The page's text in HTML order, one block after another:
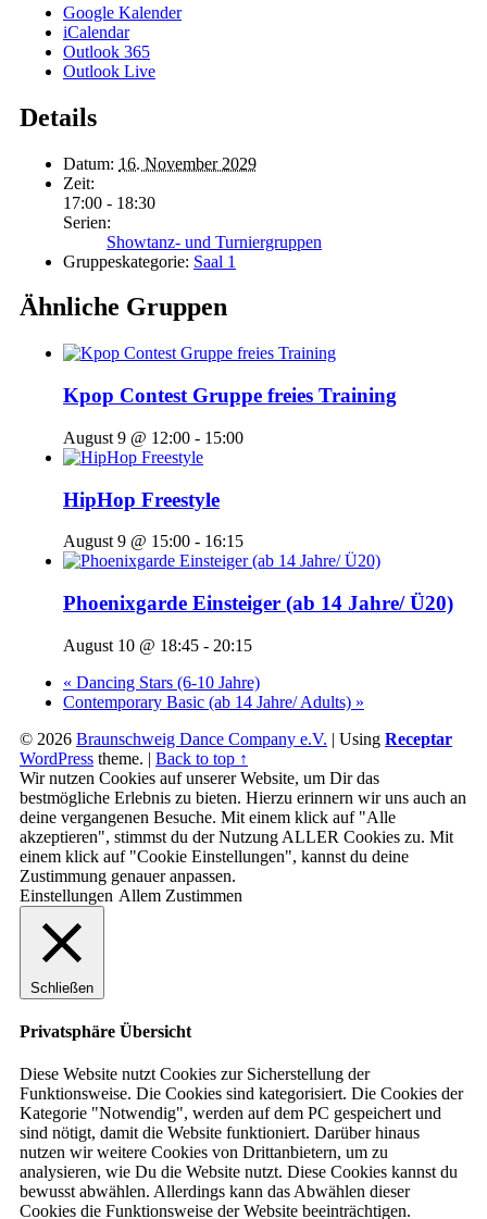
Google Kalender
iCalendar
Outlook 365
Outlook Live
Details
Datum: 16. November 2029
Zeit:
17:00 - 18:30
Serien:
Showtanz- und Turniergruppen
Gruppeskategorie: Saal 1
Ähnliche Gruppen
Kpop Contest Gruppe freies Training
August 9 @ 12:00 - 15:00
HipHop Freestyle
August 9 @ 15:00 - 16:15
Phoenixgarde Einsteiger (ab 14 Jahre/ Ü20)
August 10 @ 18:45 - 20:15
« Dancing Stars (6-10 Jahre)
Contemporary Basic (ab 14 Jahre/ Adults) »
© 2026 Braunschweig Dance Company e.V. | Using Receptar
WordPress theme. | Back to top ↑
Wir nutzen Cookies auf unserer Website, um Dir das
bestmögliche Erlebnis zu bieten. Hierzu erinnern wir uns auch an
deine vergangenen Besuche. Mit einem klick auf "Alle
akzeptieren", stimmst du der Nutzung ALLER Cookies zu. Mit
einem klick auf "Cookie Einstellungen", kannst du deine
Zustimmung genauer anpassen.
Einstellungen Allem Zustimmen
Schließen
Privatsphäre Übersicht
Diese Website nutzt Cookies zur Sicherstellung der
Funktionsweise. Die Cookies sind kategorisiert. Die Cookies der
Kategorie "Notwendig", werden auf dem PC gespeichert und
sind nötigt, damit die Website funktioniert. Darüber hinaus
nutzen wir weitere Cookies von Drittanbietern, um zu
analysieren, wie Du die Website nutzt. Diese Cookies kannst du
bewusst abwählen. Allerdings kann das Abwählen dieser
Cookies die Funktionsweise der Website beeinträchtigen.